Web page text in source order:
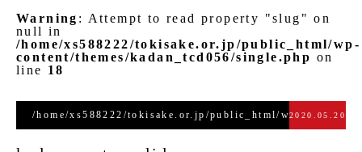
Warning : Attempt to read property "slug" on
null in
/home/xs588222/tokisake.or.jp/public_html/wp-
content/themes/kadan_tcd056/single.php on
line 18
/home/xs588222/tokisake.or.jp/public_html/wp-2020.05.20